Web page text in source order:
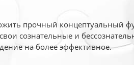
прочный концептуальный
сознательные и
на более эффективное.